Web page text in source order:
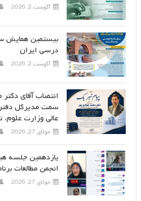
آگوست 2, 2026
بیستمین همایش
درسی ایران
آگوست 2, 2026
انتصاب آقای
سمت مدیرکل
عالی وزارت علوم،
جولای 27, 2026
یازدهمین جلسه
انجمن مطالعات
جولای 27, 2026